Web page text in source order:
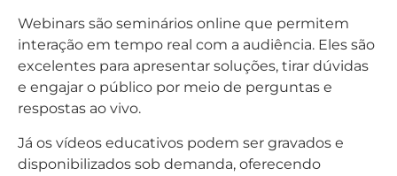
Webinars são seminários online que permitem
interação em tempo real com a audiência. Eles são
excelentes para apresentar soluções, tirar dúvidas
e engajar o público por meio de perguntas e
respostas ao vivo.
Já os vídeos educativos podem ser gravados e
disponibilizados sob demanda, oferecendo